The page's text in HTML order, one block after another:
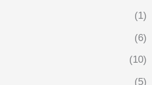
(1)
(6)
(10)
(5)